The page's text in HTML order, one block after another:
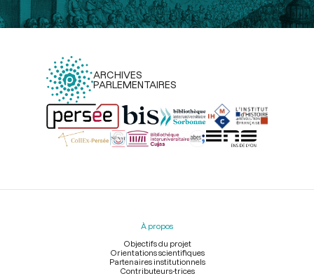
ARCHIVES
PARLEMENTAIRES
Menu
À propos
Objectifs du projet
Orientations scientifiques
Partenaires institutionnels
Contributeurs-trices